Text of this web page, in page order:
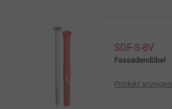
SDF-S-8V
Fassadendübel
Produkt anzeigen